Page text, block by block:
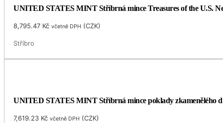
UNITED STATES MINT Stříbrná mince Treasures of the U.S.
8,795.47 Kč včetně DPH (CZK)
Stříbro
UNITED STATES MINT Stříbrná mince poklady zkamenělého
7,619.23 Kč včetně DPH (CZK)